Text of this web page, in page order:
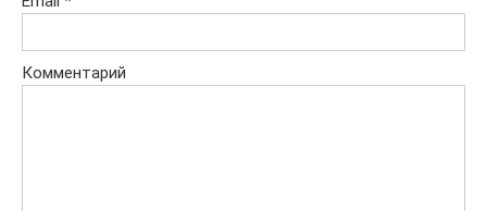
Комментарий